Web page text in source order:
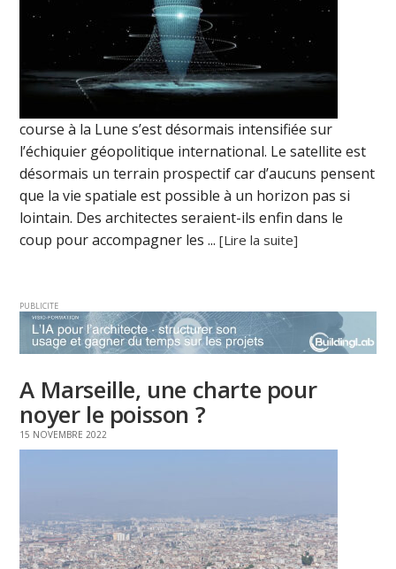
course à la Lune s’est désormais intensifiée sur
l’échiquier géopolitique international. Le satellite est
désormais un terrain prospectif car d’aucuns pensent
que la vie spatiale est possible à un horizon pas si
lointain. Des architectes seraient-ils enfin dans le
coup pour accompagner les ...[Lire la suite]
PUBLICITE
A Marseille, une charte pour
noyer le poisson ?
15 NOVEMBRE 2022